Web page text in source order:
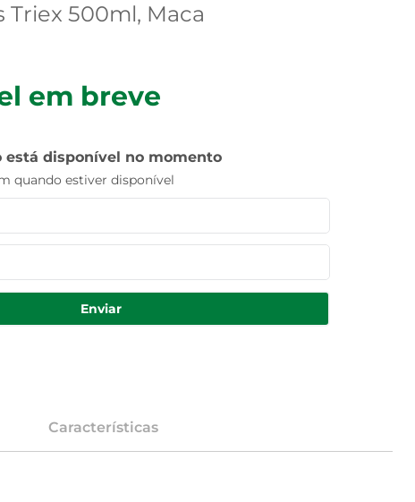
Triex 500ml, Maca
em breve
está disponível no momento
quando estiver disponível
Enviar
Características